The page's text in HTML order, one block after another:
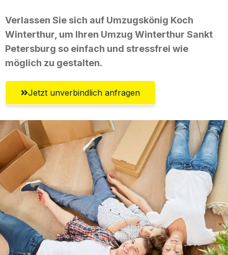
Verlassen Sie sich auf Umzugskönig Koch
Winterthur, um Ihren Umzug Winterthur Sankt
Petersburg so einfach und stressfrei wie
möglich zu gestalten.
Jetzt unverbindlich anfragen